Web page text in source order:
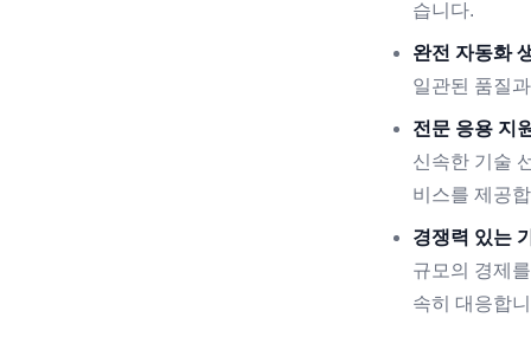
습니다.
완전 자동화
일관된 품질
전문 응용 지
신속한 기술
비스를 제공
경쟁력 있는
규모의 경제
속히 대응합